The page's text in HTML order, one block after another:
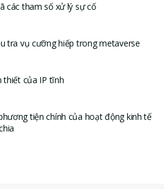
các tham số xử lý sự cố
tra vụ cưỡng hiếp trong metaverse
thiết của IP tĩnh
tiện chính của hoạt động kinh tế